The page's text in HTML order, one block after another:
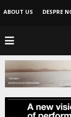
ABOUT US DESPRE